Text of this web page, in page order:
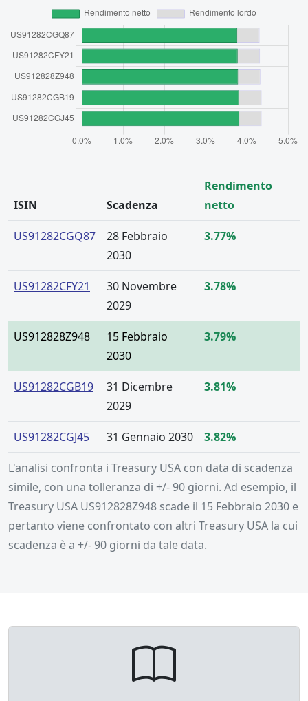
L'analisi confronta i Treasury USA con data di scadenza
simile, con una tolleranza di +/- 90 giorni. Ad esempio, il
Treasury USA US912828Z948 scade il 15 Febbraio 2030 e
pertanto viene confrontato con altri Treasury USA la cui
scadenza è a +/- 90 giorni da tale data.
ISIN Scadenza
Rendimento
netto
US91282CGQ87
28 Febbraio
2030
3.77%
US91282CFY21
30 Novembre
2029
3.78%
US912828Z948
15 Febbraio
2030
3.79%
US91282CGB19
31 Dicembre
2029
3.81%
US91282CGJ45 31 Gennaio 2030 3.82%